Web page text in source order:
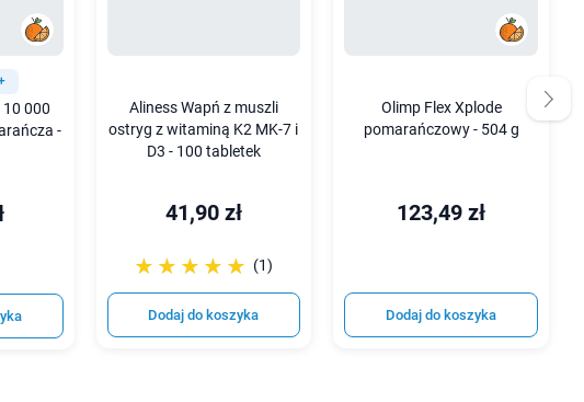
000
-
Aliness Wapń z muszli
ostryg z witaminą K2 MK-7 i
D3 - 100 tabletek
41,90 zł
☆☆☆☆☆
★★★★★ (1)
Dodaj do koszyka
Olimp Flex Xplode
pomarańczowy - 504 g
123,49 zł
Dodaj do koszyka